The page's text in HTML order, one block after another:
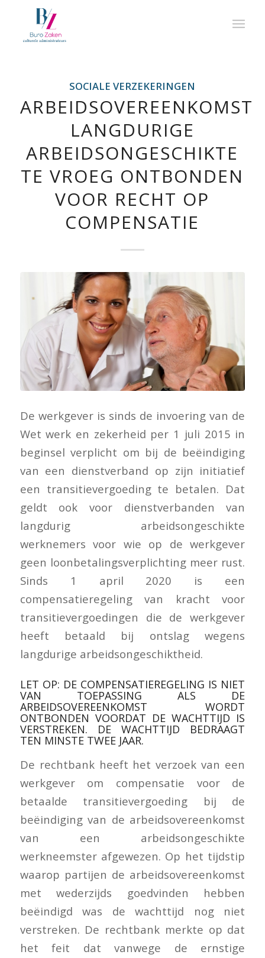
SOCIALE VERZEKERINGEN
ARBEIDSOVEREENKOMST
LANGDURIGE
ARBEIDSONGESCHIKTE
TE VROEG ONTBONDEN
VOOR RECHT OP
COMPENSATIE
De werkgever is sinds de invoering van de
Wet werk en zekerheid per 1 juli 2015 in
beginsel verplicht om bij de beëindiging
van een dienstverband op zijn initiatief
een transitievergoeding te betalen. Dat
geldt ook voor dienstverbanden van
langdurig arbeidsongeschikte
werknemers voor wie op de werkgever
geen loonbetalingsverplichting meer rust.
Sinds 1 april 2020 is een
compensatieregeling van kracht voor
transitievergoedingen die de werkgever
heeft betaald bij ontslag wegens
langdurige arbeidsongeschiktheid.
LET OP: DE COMPENSATIEREGELING IS NIET
VAN TOEPASSING ALS DE
ARBEIDSOVEREENKOMST WORDT
ONTBONDEN VOORDAT DE WACHTTIJD IS
VERSTREKEN. DE WACHTTIJD BEDRAAGT
TEN MINSTE TWEE JAAR.
De rechtbank heeft het verzoek van een
werkgever om compensatie voor de
betaalde transitievergoeding bij de
beëindiging van de arbeidsovereenkomst
van een arbeidsongeschikte
werkneemster afgewezen. Op het tijdstip
waarop partijen de arbeidsovereenkomst
met wederzijds goedvinden hebben
beëindigd was de wachttijd nog niet
verstreken. De rechtbank merkte op dat
het feit dat vanwege de ernstige